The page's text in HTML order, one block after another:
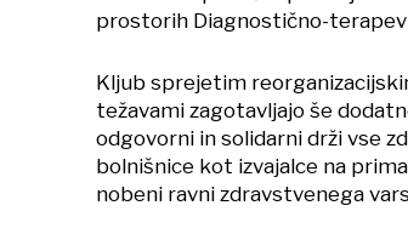
prostorih Diagnostično-
Kljub sprejetim
težavami zagotavljajo še
odgovorni in solidarni drži vse
bolnišnice kot izvajalce na
nobeni ravni zdravstvenega